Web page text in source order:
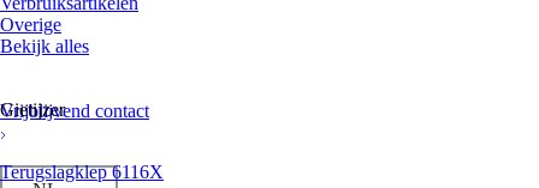
Overige
Bekijk alles
Vrijblijvend contact
Gietijzer
Terugslagklep 6116X